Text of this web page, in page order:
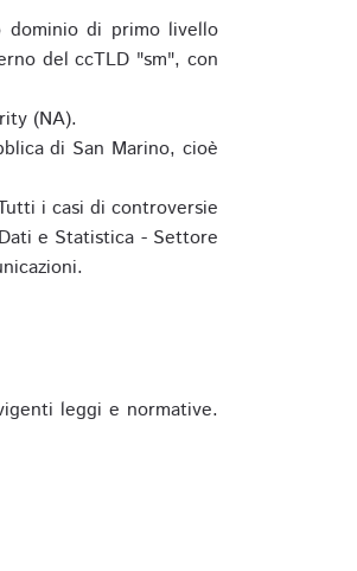
dominio di primo livello
del ccTLD "sm", con
(NA).
di San Marino, cioè
i casi di controversie
e Statistica - Settore
leggi e normative.